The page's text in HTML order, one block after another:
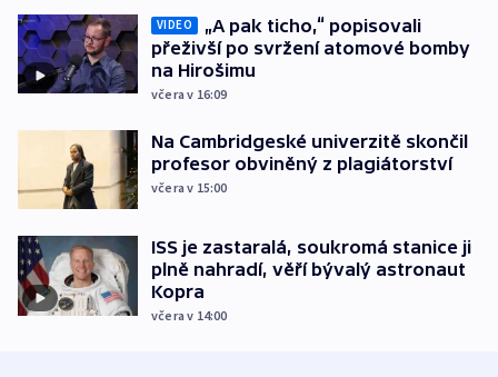
VIDEO
„A pak ticho,“ popisovali
přeživší po svržení atomové bomby
na Hirošimu
včera v 16:09
Na Cambridgeské univerzitě skončil
profesor obviněný z plagiátorství
včera v 15:00
ISS je zastaralá, soukromá stanice ji
plně nahradí, věří bývalý astronaut
Kopra
včera v 14:00